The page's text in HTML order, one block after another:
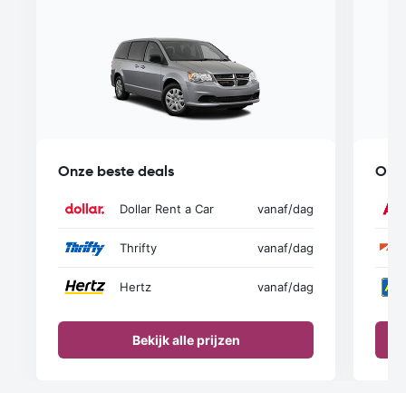
Onze beste deals
Dollar Rent a Car vanaf/dag
Thrifty vanaf/dag
Hertz vanaf/dag
Bekijk alle prijzen